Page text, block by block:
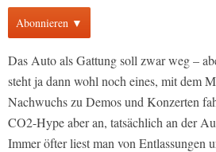
Abonnieren ▼
Das Auto als Gattung soll zwar weg –
steht ja dann wohl noch eines, mit dem
Nachwuchs zu Demos und Konzerten
CO2-Hype aber an, tatsächlich an der
Immer öfter liest man von Entlassungen